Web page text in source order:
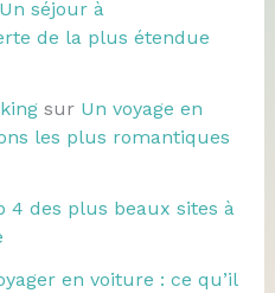
Un séjour à
de la plus étendue
sur Un voyage en
les plus romantiques
4 des plus beaux sites à
en voiture : ce qu’il